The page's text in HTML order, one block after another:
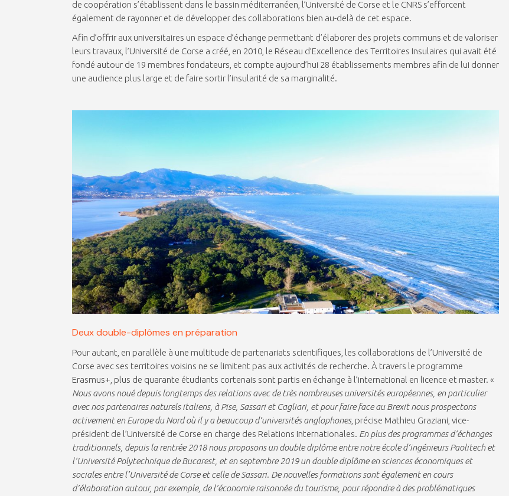
de coopération s’établissent dans le bassin méditerranéen, l’Université de Corse et le CNRS s’efforcent
également de rayonner et de développer des collaborations bien au-delà de cet espace.
Afin d’offrir aux universitaires un espace d’échange permettant d’élaborer des projets communs et de valoriser
leurs travaux, l’Université de Corse a créé, en 2010, le Réseau d’Excellence des Territoires Insulaires qui avait été
fondé autour de 19 membres fondateurs, et compte aujourd’hui 28 établissements membres afin de lui donner
une audience plus large et de faire sortir l’insularité de sa marginalité.
Deux double-diplômes en préparation
Pour autant, en parallèle à une multitude de partenariats scientifiques, les collaborations de l’Université de
Corse avec ses territoires voisins ne se limitent pas aux activités de recherche. À travers le programme
Erasmus+, plus de quarante étudiants cortenais sont partis en échange à l’international en licence et master. «
Nous avons noué depuis longtemps des relations avec de très nombreuses universités européennes, en particulier
avec nos partenaires naturels italiens, à Pise, Sassari et Cagliari, et pour faire face au Brexit nous prospectons
activement en Europe du Nord où il y a beaucoup d’universités anglophones, précise Mathieu Graziani, vice-
président de l’Université de Corse en charge des Relations Internationales. En plus des programmes d’échanges
traditionnels, depuis la rentrée 2018 nous proposons un double diplôme entre notre école d’ingénieurs Paolitech et
l’Université Polytechnique de Bucarest, et en septembre 2019 un double diplôme en sciences économiques et
sociales entre l’Université de Corse et celle de Sassari. De nouvelles formations sont également en cours
d’élaboration autour, par exemple, de l’économie raisonnée du tourisme, pour répondre à des problématiques